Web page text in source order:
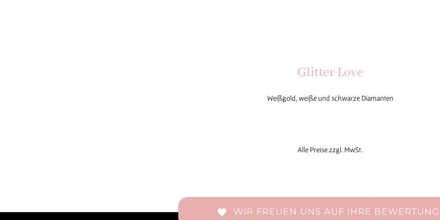
Glitter Love
Weißgold, weiße und schwarze Diamanten
Alle Preise zzgl. MwSt.
WIR FREUEN UNS AUF IHRE